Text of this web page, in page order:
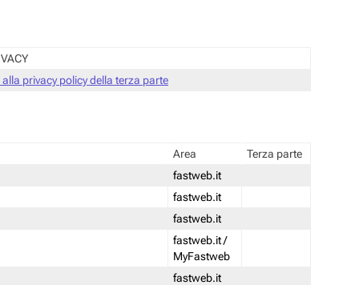
alla privacy policy della terza parte
Area
Terza parte
fastweb.it
fastweb.it
fastweb.it
fastweb.it /
MyFastweb
fastweb.it